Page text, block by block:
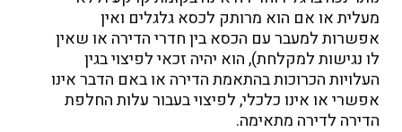
מעלית או אם הוא מרותק לכסא גלגלים ואין
אפשרות למעבר עם הכסא בין חדרי הדירה או שאין
לו נגישות למקלחת), הוא יהיה זכאי לפיצוי בגין
העלויות הכרוכות בהתאמת הדירה או באם הדבר אינו
אפשרי או אינו כלכלי, לפיצוי בעבור עלות החלפת
הדירה לדירה מתאימה.